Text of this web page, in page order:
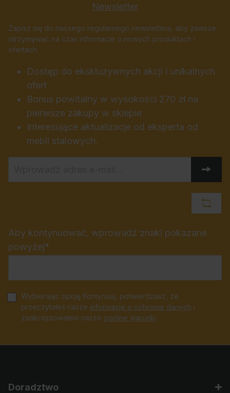
Newsletter
Zapisz się do naszego regularnego newslettera, aby zawsze
otrzymywać na czas informacje o nowych produktach i
ofertach.
Dostęp do ekskluzywnych akcji i unikalnych
ofert
Bonus powitalny w wysokości 270 zł na
pierwsze zakupy w sklepie
Interesujące aktualizacje od eksperta od
mebli stalowych.
Aby kontynuować, wprowadź znaki pokazane
powyżej*
Wybierając opcję Kontynuuj, potwierdzasz, że
przeczytałeś nasze informacje o ochronie danych i
zaakceptowałem nasze ogólne warunki.
Doradztwo